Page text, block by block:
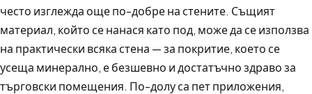
често изглежда още по-добре на стените. Същият
материал, който се нанася като под, може да се използва
на практически всяка стена — за покритие, което се
усеща минерално, е безшевно и достатъчно здраво за
търговски помещения. По-долу са пет приложения,